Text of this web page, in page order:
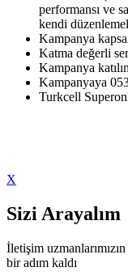
performansı ve
kendi
Kampanya
Katma değerli
Kampanya
Kampanyaya
Turkcell
X
Sizi Arayalım
İletişim
bir adım kaldı